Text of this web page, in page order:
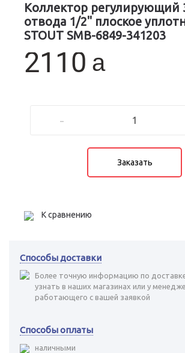
Коллектор регулирующий
отвода 1/2" плоское
STOUT SMB-6849-341203
a
-
Заказать
К сравнению
Способы доставки
Более точную информацию по
узнать в наших магазинах или у
работающего с вашей заявкой
Способы оплаты
наличными